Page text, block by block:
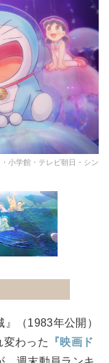
小学館・テレビ朝日・シン
（1983年公開）
変わった
『映画ド